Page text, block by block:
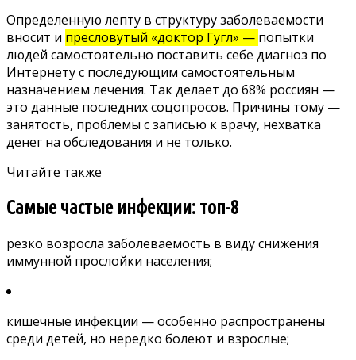
Определенную лепту в структуру заболеваемости
вносит и пресловутый «доктор Гугл» — попытки
людей самостоятельно поставить себе диагноз по
Интернету с последующим самостоятельным
назначением лечения. Так делает до 68% россиян —
это данные последних соцопросов. Причины тому —
занятость, проблемы с записью к врачу, нехватка
денег на обследования и не только.
Читайте также
Самые частые инфекции: топ-8
резко возросла заболеваемость в виду снижения
иммунной прослойки населения;
кишечные инфекции — особенно распространены
среди детей, но нередко болеют и взрослые;